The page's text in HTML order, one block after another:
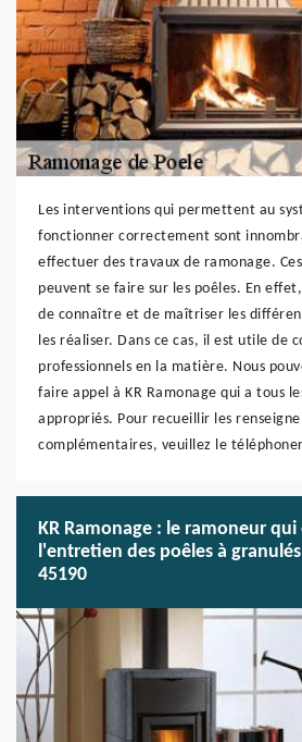
Les interventions qui permettent au
fonctionner correctement sont
effectuer des travaux de ramonage.
peuvent se faire sur les poêles. En
de connaître et de maîtriser les
les réaliser. Dans ce cas, il est utile de
professionnels en la matière. Nous
faire appel à KR Ramonage qui a tous
appropriés. Pour recueillir les
complémentaires, veuillez le
KR Ramonage : le ramoneur
l'entretien des poêles à
45190